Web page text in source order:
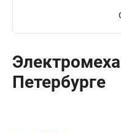
Петербурге